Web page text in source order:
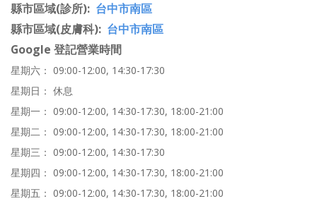
縣市區域(診所) 台中市南區
縣市區域(皮膚科) 台中市南區
Google 登記營業時間
星期六： 09:00-12:00, 14:30-17:30
星期日： 休息
星期一： 09:00-12:00, 14:30-17:30, 18:00-21:00
星期二： 09:00-12:00, 14:30-17:30, 18:00-21:00
星期三： 09:00-12:00, 14:30-17:30
星期四： 09:00-12:00, 14:30-17:30, 18:00-21:00
星期五： 09:00-12:00, 14:30-17:30, 18:00-21:00